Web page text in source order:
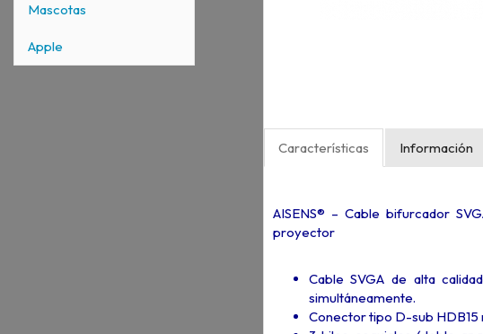
Mascotas
Apple
Características Información
AISENS® – Cable bifurcador
proyector
Cable SVGA de alta
simultáneamente.
Conector tipo D-sub